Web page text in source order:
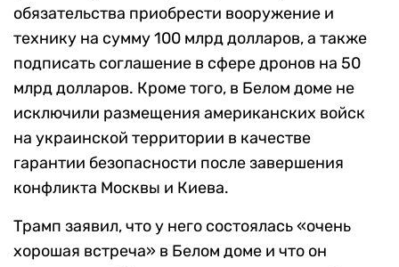
обязательства приобрести вооружение и
технику на сумму 100 млрд долларов, а также
подписать соглашение в сфере дронов на 50
млрд долларов. Кроме того, в Белом доме не
исключили размещения американских войск
на украинской территории в качестве
гарантии безопасности после завершения
конфликта Москвы и Киева.
Трамп заявил, что у него состоялась «очень
хорошая встреча» в Белом доме и что он